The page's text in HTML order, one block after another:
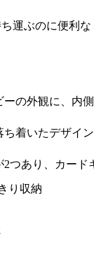
運ぶのに便利な
ーの外観に、内
ち着いたデザイン
2つあり、カード
り収納